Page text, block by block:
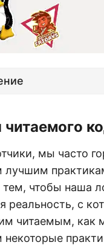
мы часто
тем, чтобы наша
реальность, с
читаемым, как